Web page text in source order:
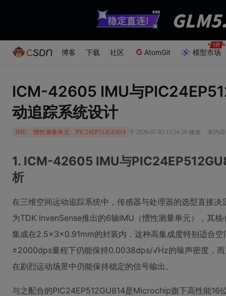
博客 下载 社区 AtomGit 模型市场
ICM-42605 IMU与
动追踪系统设计
IMU 惯性测量单元 PIC24EP512GU814 于 2026-07-05 13:54:59 修改 · 本内
1. ICM-42605 IMU与
析
在三维空间运动追踪系统中，传感器与处理器的选型直接
为TDK InvenSense推出的6轴IMU（惯性测量单元），其
集成在2.5×3×0.91mm的封装内，这种高集成度特别适合
±2000dps量程下仍能保持0.0038dps/√Hz的噪声密度，
在剧烈运动场景中仍能保持稳定的信号输出。
与之配合的PIC24EP512GU814是Microchip旗下高性能16